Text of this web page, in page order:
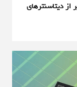
دیتاسنترهای